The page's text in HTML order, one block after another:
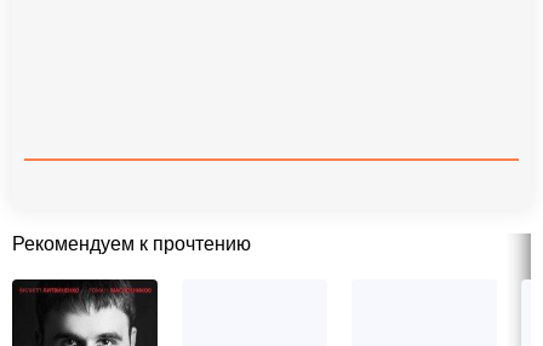
Рекомендуем к прочтению